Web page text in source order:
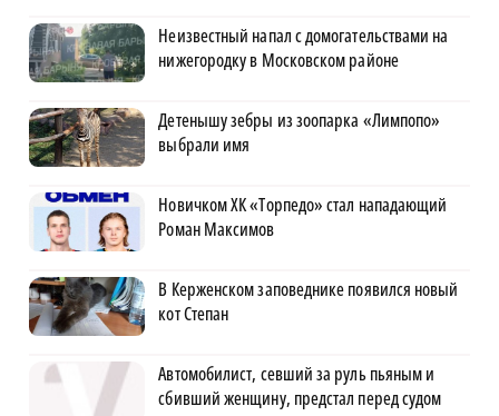
Неизвестный напал с домогательствами на
нижегородку в Московском районе
Детенышу зебры из зоопарка «Лимпопо»
выбрали имя
Новичком ХК «Торпедо» стал нападающий
Роман Максимов
В Керженском заповеднике появился новый
кот Степан
Автомобилист, севший за руль пьяным и
сбивший женщину, предстал перед судом